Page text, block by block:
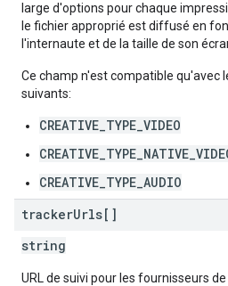
large d'options pour chaque
le fichier approprié est diffusé en
l'internaute et de la taille de son
Ce champ n'est compatible qu'avec
suivants:
CREATIVE_TYPE_VIDEO
CREATIVE_TYPE_AUDIO
trackerUrls[]
string
URL de suivi pour les fournisseurs